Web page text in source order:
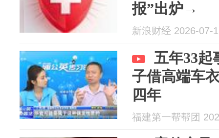
报”出炉→
新浪财经 2026-07-
五年33起
子借高端车
四年
福建第一帮帮团